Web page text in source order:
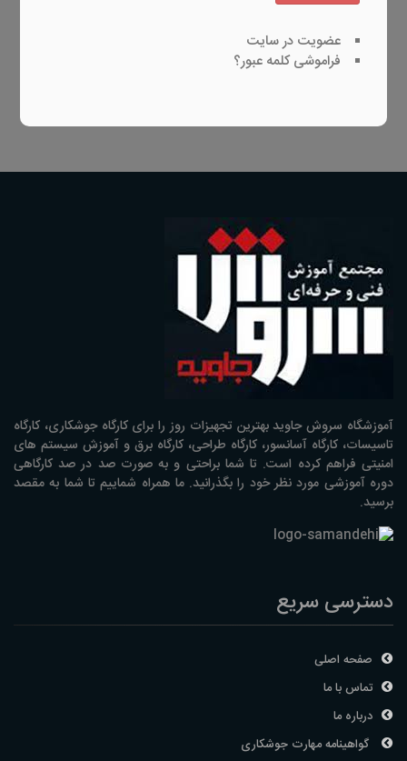
عضویت در سایت
فراموشی کلمه عبور؟
آموزشگاه سروش جاوید بهترین تجهیزات روز را برای کارگاه جوشکاری، کارگاه
تاسیسات، کارگاه آسانسور، کارگاه طراحی، کارگاه برق و آموزش سیستم های
امنیتی فراهم کرده است. تا شما براحتی و به صورت صد در صد کارگاهی
دوره آموزشی مورد نظر خود را بگذرانید. ما همراه شماییم تا شما به مقصد
برسید.
دسترسی سریع
صفحه اصلی
تماس با ما
درباره ما
گواهینامه مهارت جوشکاری